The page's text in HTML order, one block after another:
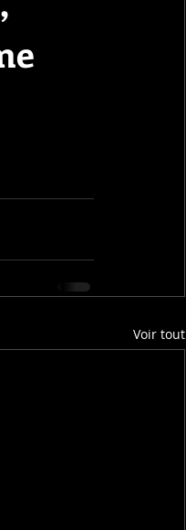
Voir tout